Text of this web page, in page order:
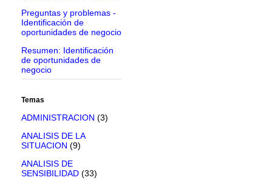
Preguntas y problemas -
Identificación de
oportunidades de negocio
Resumen: Identificación
de oportunidades de
negocio
Temas
ADMINISTRACION (3)
ANALISIS DE LA
SITUACION (9)
ANALISIS DE
SENSIBILIDAD (33)